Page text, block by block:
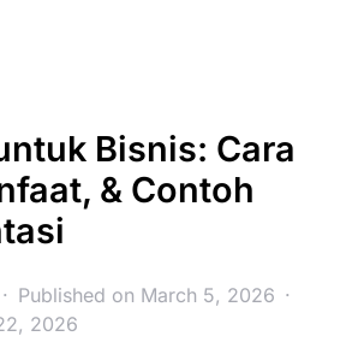
Bisnis: Cara
& Contoh
Published on March 5, 2026
2026